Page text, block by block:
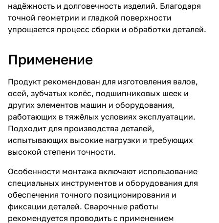
надёжность и долговечность изделий. Благодаря
точной геометрии и гладкой поверхности
упрощается процесс сборки и обработки деталей.
Применение
Продукт рекомендован для изготовления валов,
осей, зубчатых колёс, подшипниковых шеек и
других элементов машин и оборудования,
работающих в тяжёлых условиях эксплуатации.
Подходит для производства деталей,
испытывающих высокие нагрузки и требующих
высокой степени точности.
Особенности монтажа включают использование
специальных инструментов и оборудования для
обеспечения точного позиционирования и
фиксации деталей. Сварочные работы
рекомендуется проводить с применением